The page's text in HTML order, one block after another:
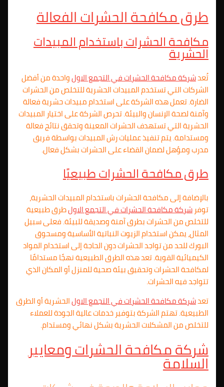
طرق مكافحة الحشرات الفعالة
مكافحة الحشرات باستخدام المبيدات
الحشرية
تُعدشركة مكافحة الحشرات فيالتجمع الاولواحدة من أفضل
الشركات التي تستخدم المبيدات الحشرية للتخلص من الحشرات
الضارة. تعمل هذه الشركة على استخدام مبيدات حشرية فعالة
وآمنة لصحة الإنسان والبيئة. تحرص الشركة على اختيار المبيدات
الحشرية التي تستهدف الحشرات المعينة وتحقق نتائج فعالة
ومستدامة. يتم تنفيذ عمليات رش المبيدات بواسطة فريق
مدرب ومؤهل لضمان القضاء على الحشرات بشكل فعال.
طرق مكافحة الحشرات طبيعيًا
بالإضافة إلى مكافحة الحشرات باستخدام المبيدات الحشرية،
توفرشركة مكافحة الحشرات فيالتجمع الاولطرق طبيعية
للتخلص من الحشرات بطرق آمنة وصديقة للبيئة. فعلى سبيل
المثال، يمكن استخدام الزيوت النباتية الأساسية ومسحوق
البورك للحد من تواجد الحشرات دون الحاجة إلى استخدام المواد
الكيميائية القوية. تعد هذه الطرق الطبيعية نهجًا مستدامًا
لمكافحة الحشرات وتحقيق بيئة صحية للمنزل أو المكان الذي
تتواجد فيه الحشرات.
تعدشركة مكافحة الحشرات فيالتجمع الاولالحشرية أو الطرق
الطبيعية. تهتم الشركة بتوفير خدمات عالية الجودة للعملاء
للتخلص من المشكلات الحشرية بشكل نهائي ومستدام.
شركة مكافحة الحشرات ومعايير
السلامة